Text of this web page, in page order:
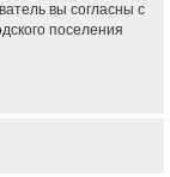
вы согласны с
поселения